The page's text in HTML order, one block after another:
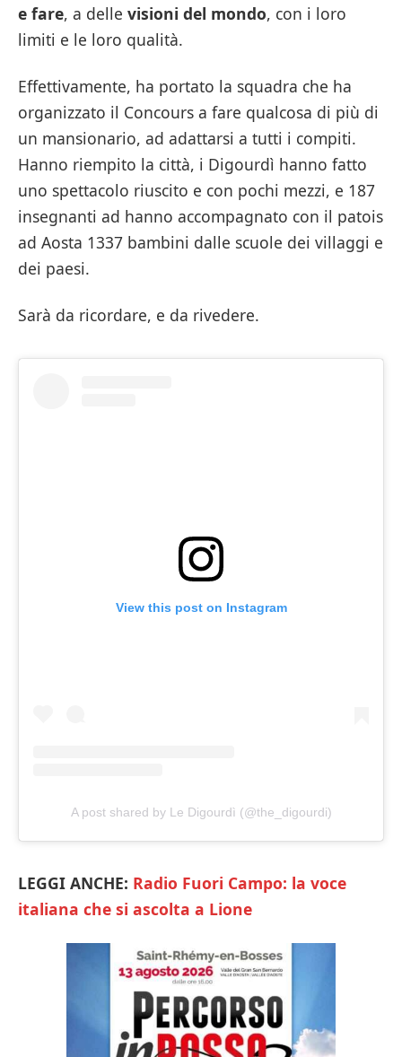
e fare, a delle visioni del mondo, con i loro
limiti e le loro qualità.
Effettivamente, ha portato la squadra che ha
organizzato il Concours a fare qualcosa di più di
un mansionario, ad adattarsi a tutti i compiti.
Hanno riempito la città, i Digourdì hanno fatto
uno spettacolo riuscito e con pochi mezzi, e 187
insegnanti ad hanno accompagnato con il patois
ad Aosta 1337 bambini dalle scuole dei villaggi e
dei paesi.
Sarà da ricordare, e da rivedere.
View this post on Instagram
A post shared by Le Digourdì (@the_digourdi)
LEGGI ANCHE: Radio Fuori Campo: la voce
italiana che si ascolta a Lione